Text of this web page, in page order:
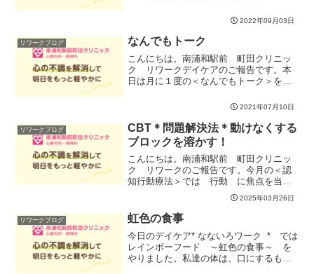
す。みなさんは、自分の意見や考えを相
手に伝えられていますか？自分の気持ち
を抑えて相手の言うことを聞き...
2022年09月03日
リワークブログ なんでもトーク
こんにちは。南浦和駅前 町田クリニッ
ク リワークデイケアのご報告です。本
日は月に１度の＜なんでもトーク＞を実
お話があり、分かち合うことができまし
た。他の人だったらどのように考えるの
か、どうしているのか、日...
2021年07月10日
リワークブログ
CBT＊問題解決法＊動けなくする
ブロックを溶かす！
こんにちは。南浦和駅前 町田クリニッ
ク リワークのご報告です。今月の＜認
知行動療法＞では 行動 に焦点を当て
て「問題解決法」に取り組んでいます。
その中でも今週は自分を動けなくする
「ブロック」に気づいていこうと取り組
みました。実際に問題解決法...
2025年03月26日
リワークブログ 虹色の食事
今日のデイケア* なないろワーク * では
レインボーフード ～虹色の食事～ を
やりました。私達の体は、口にするもの